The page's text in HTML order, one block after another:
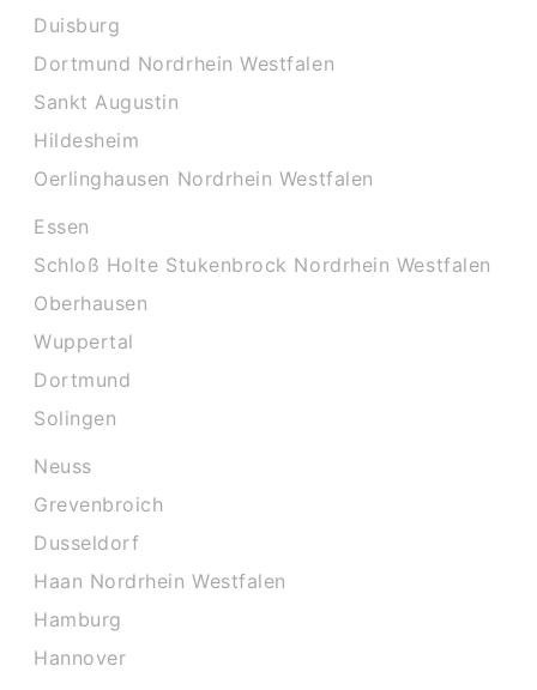
Duisburg
Dortmund Nordrhein Westfalen
Sankt Augustin
Hildesheim
Oerlinghausen Nordrhein Westfalen
Essen
Schloß Holte Stukenbrock Nordrhein Westfalen
Oberhausen
Wuppertal
Dortmund
Solingen
Neuss
Grevenbroich
Dusseldorf
Haan Nordrhein Westfalen
Hamburg
Hannover